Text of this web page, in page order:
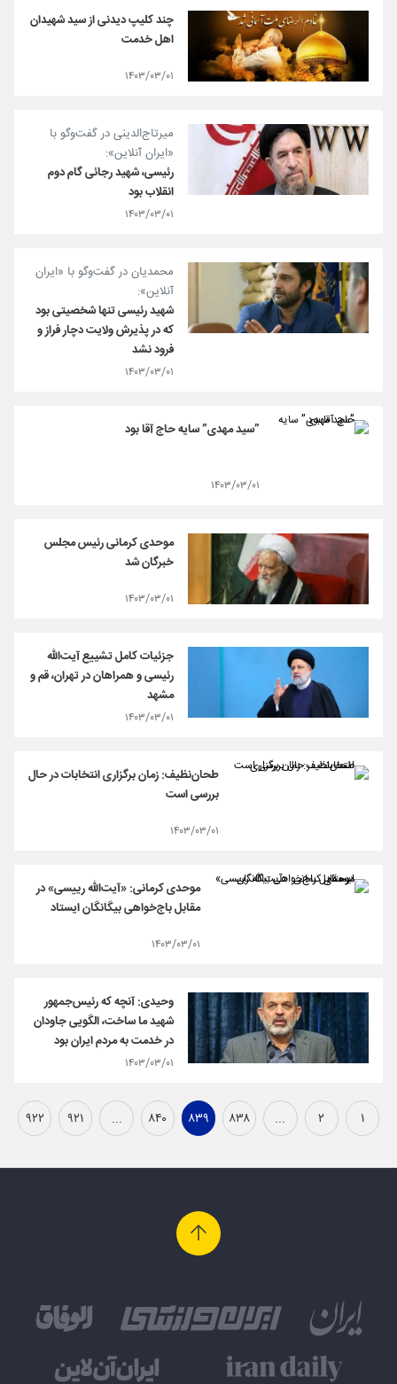
چند کلیپ دیدنی از سید شهیدان
اهل خدمت
۱۴۰۳/۰۳/۰۱
میرتاج‌الدینی در گفت‌وگو با
«ایران آنلاین»:
رئیسی، شهید رجائی گام دوم
انقلاب بود
۱۴۰۳/۰۳/۰۱
محمدیان در گفت‌وگو با «ایران
آنلاین»:
شهید رئیسی تنها شخصیتی بود
که در پذیرش ولایت دچار فراز و
فرود نشد
۱۴۰۳/۰۳/۰۱
”سید مهدی” سایه حاج آقا بود
۱۴۰۳/۰۳/۰۱
موحدی کرمانی رئیس مجلس
خبرگان شد
۱۴۰۳/۰۳/۰۱
جزئیات کامل تشییع آیت‌الله
رئیسی و همراهان در تهران، قم و
مشهد
۱۴۰۳/۰۳/۰۱
طحان‌نظیف: زمان برگزاری انتخابات در حال
بررسی است
۱۴۰۳/۰۳/۰۱
موحدی کرمانی: «آیت‌الله رییسی» در
مقابل باج‌خواهی بیگانگان ایستاد
۱۴۰۳/۰۳/۰۱
وحیدی: آنچه که رئیس‌جمهور
شهید ما ساخت، الگویی جاودان
در خدمت به مردم ایران بود
۱۴۰۳/۰۳/۰۱
۱ ۲ ... ۸۳۸ ۸۳۹ ۸۴۰ ... ۹۲۱ ۹۲۲